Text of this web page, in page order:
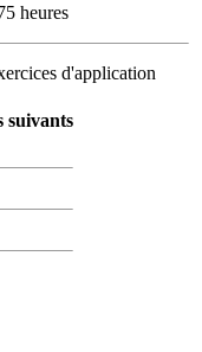
heures
d'application
suivants